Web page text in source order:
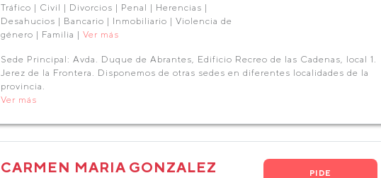
Tráfico | Civil | Divorcios | Penal | Herencias |
Desahucios | Bancario | Inmobiliario | Violencia de
género | Familia | Ver más
Sede Principal: Avda. Duque de Abrantes, Edificio Recreo de las Cadenas, local 1.
Jerez de la Frontera. Disponemos de otras sedes en diferentes localidades de la
provincia.
Ver más
CARMEN MARIA GONZALEZ
PIDE